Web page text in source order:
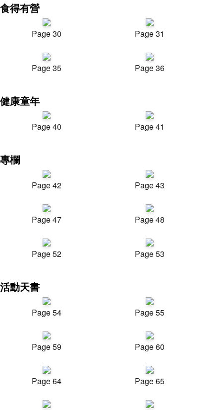
食得有營
Page 30 Page 31
Page 35 Page 36
健康童年
Page 40 Page 41
專欄
Page 42 Page 43
Page 47 Page 48
Page 52 Page 53
活動天書
Page 54 Page 55
Page 59 Page 60
Page 64 Page 65